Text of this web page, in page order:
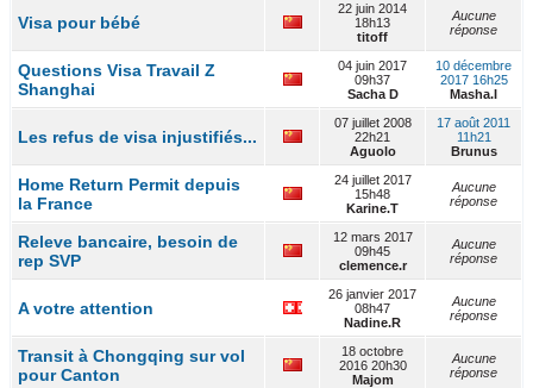
Visa pour bébé
22 juin 2014
18h13
titoff
Aucune
réponse
Questions Visa Travail Z
Shanghai
04 juin 2017
09h37
Sacha D
10 décembre
2017 16h25
Masha.I
Les refus de visa injustifiés...
07 juillet 2008
22h21
Aguolo
17 août 2011
11h21
Brunus
Home Return Permit depuis
la France
24 juillet 2017
15h48
Karine.T
Aucune
réponse
Releve bancaire, besoin de
rep SVP
12 mars 2017
09h45
clemence.r
Aucune
réponse
A votre attention
26 janvier 2017
08h47
Nadine.R
Aucune
réponse
Transit à Chongqing sur vol
pour Canton
18 octobre
2016 20h30
Majom
Aucune
réponse